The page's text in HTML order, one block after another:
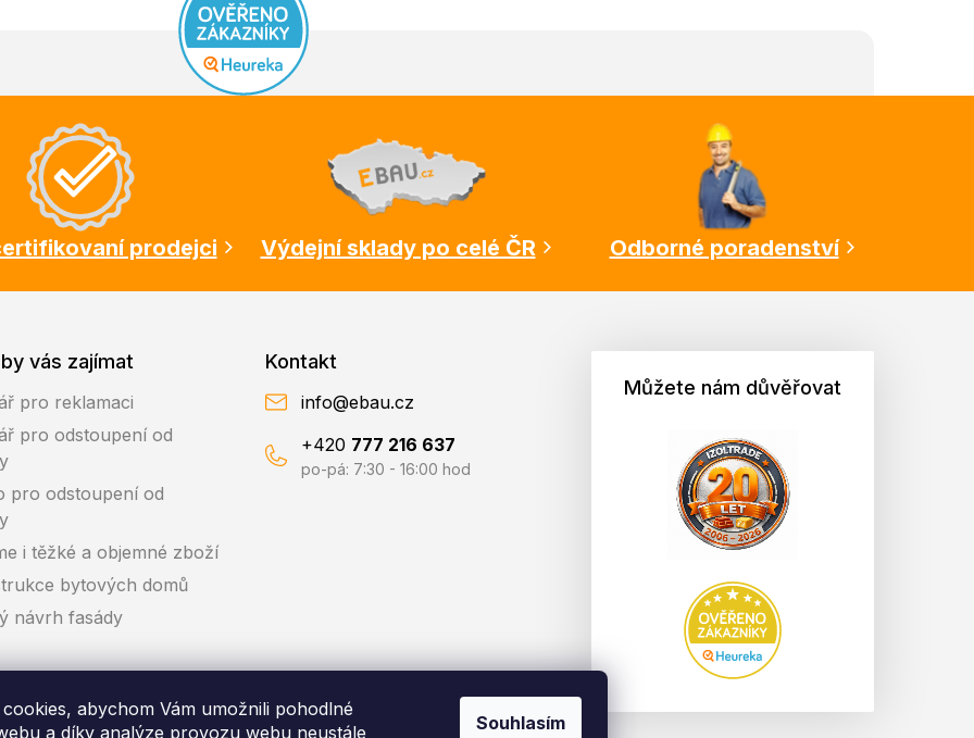
abychom Vám umožnili pohodlné
a díky analýze provozu webu neustále
Souhlasím
prodejci Výdejní sklady po celé ČR Odborné poradenství
vás zajímat
pro reklamaci
pro odstoupení od
pro odstoupení od
i těžké a objemné zboží
bytových domů
návrh fasády
Kontakt
info@ebau.cz
+420 777 216 637
po-pá: 7:30 - 16:00 hod
Můžete nám důvěřovat